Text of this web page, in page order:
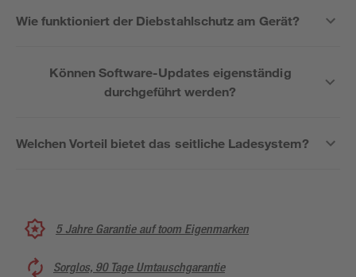
Wie funktioniert der Diebstahlschutz am Gerät?
Können Software-Updates eigenständig
durchgeführt werden?
Welchen Vorteil bietet das seitliche Ladesystem?
5 Jahre Garantie auf toom Eigenmarken
Sorglos, 90 Tage Umtauschgarantie